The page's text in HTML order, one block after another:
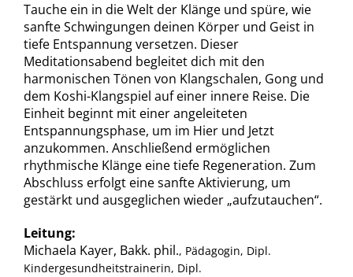
Tauche ein in die Welt der Klänge und spüre, wie
sanfte Schwingungen deinen Körper und Geist in
tiefe Entspannung versetzen. Dieser
Meditationsabend begleitet dich mit den
harmonischen Tönen von Klangschalen, Gong und
dem Koshi-Klangspiel auf einer innere Reise. Die
Einheit beginnt mit einer angeleiteten
Entspannungsphase, um im Hier und Jetzt
anzukommen. Anschließend ermöglichen
rhythmische Klänge eine tiefe Regeneration. Zum
Abschluss erfolgt eine sanfte Aktivierung, um
gestärkt und ausgeglichen wieder „aufzutauchen“.
Leitung:
Michaela Kayer, Bakk. phil., Pädagogin, Dipl.
Kindergesundheitstrainerin, Dipl.